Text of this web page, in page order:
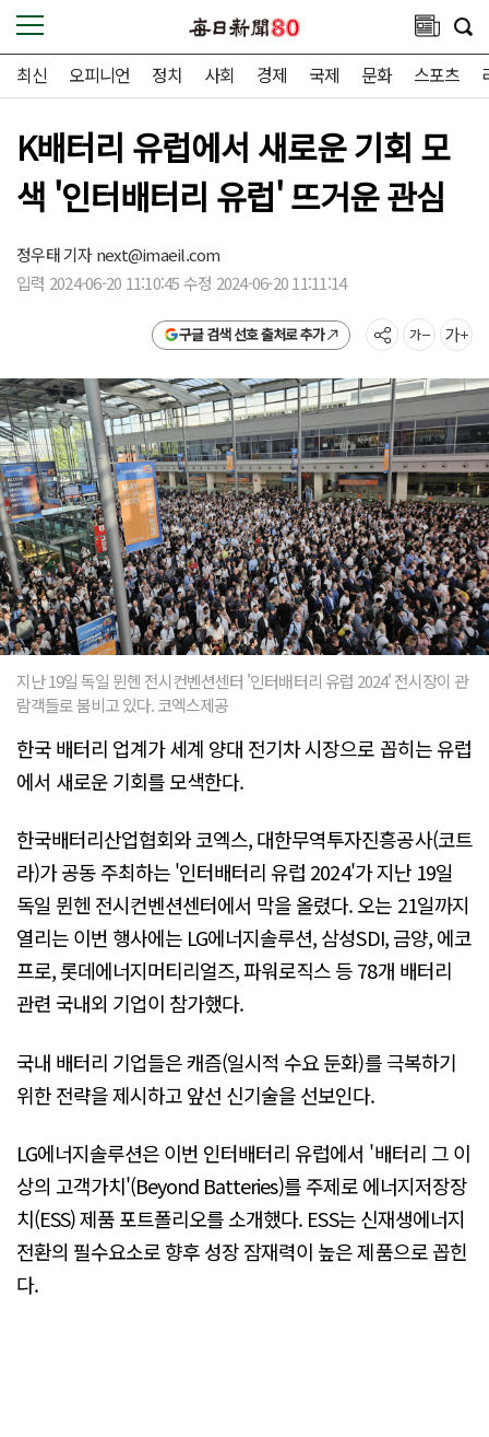
최신 오피니언 정치 사회 경제 국제 문화 스포츠
K배터리 유럽에서 새로운 기회 모
색 '인터배터리 유럽' 뜨거운 관심
정우태 기자next@imaeil.com
입력 2024-06-20 11:10:45 수정 2024-06-20 11:11:14
구글 검색 선호 출처로 추가
지난 19일 독일 뮌헨 전시컨벤션센터 '인터배터리 유럽 2024' 전시장이 관
람객들로 붐비고 있다. 코엑스제공
한국 배터리 업계가 세계 양대 전기차 시장으로 꼽히는 유럽
에서 새로운 기회를 모색한다.
한국배터리산업협회와 코엑스, 대한무역투자진흥공사(코트
라)가 공동 주최하는 '인터배터리 유럽 2024'가 지난 19일
독일 뮌헨 전시컨벤션센터에서 막을 올렸다. 오는 21일까지
열리는 이번 행사에는 LG에너지솔루션, 삼성SDI, 금양, 에코
프로, 롯데에너지머티리얼즈, 파워로직스 등 78개 배터리
관련 국내외 기업이 참가했다.
국내 배터리 기업들은 캐즘(일시적 수요 둔화)를 극복하기
위한 전략을 제시하고 앞선 신기술을 선보인다.
LG에너지솔루션은 이번 인터배터리 유럽에서 '배터리 그 이
상의 고객가치'(Beyond Batteries)를 주제로 에너지저장장
치(ESS) 제품 포트폴리오를 소개했다. ESS는 신재생에너지
전환의 필수요소로 향후 성장 잠재력이 높은 제품으로 꼽힌
다.